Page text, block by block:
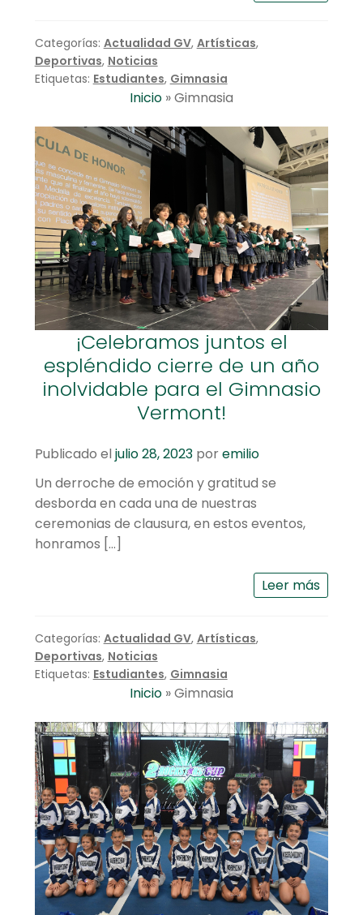
Categorías: Actualidad GV, Artísticas,
Deportivas, Noticias
Etiquetas: Estudiantes, Gimnasia
Inicio »Gimnasia
¡Celebramos juntos el
espléndido cierre de un año
inolvidable para el Gimnasio
Vermont!
Publicado el julio 28, 2023 poremilio
Un derroche de emoción y gratitud se
desborda en cada una de nuestras
ceremonias de clausura, en estos eventos,
honramos […]
Leer más
Categorías: Actualidad GV, Artísticas,
Deportivas, Noticias
Etiquetas: Estudiantes, Gimnasia
Inicio »Gimnasia